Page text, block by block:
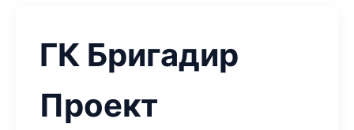
ГК Бригадир
Проект